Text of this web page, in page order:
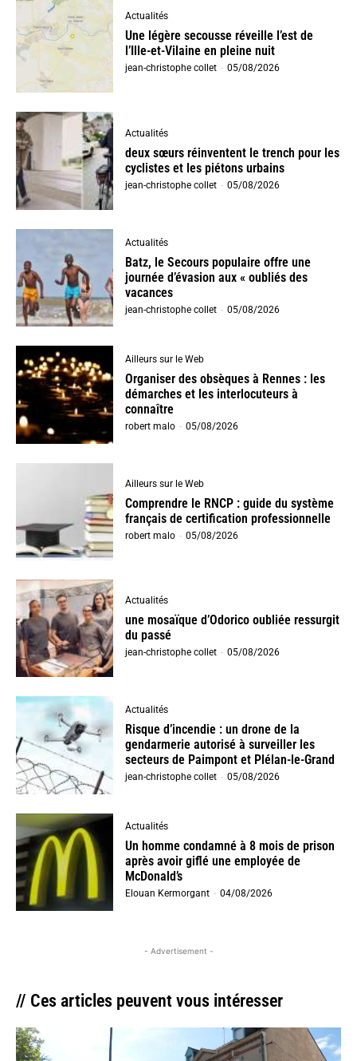
Actualités
Une légère secousse réveille l’est de
l’Ille-et-Vilaine en pleine nuit
jean-christophe collet - 05/08/2026
Actualités
deux sœurs réinventent le trench pour les
cyclistes et les piétons urbains
jean-christophe collet - 05/08/2026
Actualités
Batz, le Secours populaire offre une
journée d’évasion aux « oubliés des
vacances
jean-christophe collet - 05/08/2026
Ailleurs sur le Web
Organiser des obsèques à Rennes : les
démarches et les interlocuteurs à
connaître
robert malo - 05/08/2026
Ailleurs sur le Web
Comprendre le RNCP : guide du système
français de certification professionnelle
robert malo - 05/08/2026
Actualités
une mosaïque d’Odorico oubliée ressurgit
du passé
jean-christophe collet - 05/08/2026
Actualités
Risque d’incendie : un drone de la
gendarmerie autorisé à surveiller les
secteurs de Paimpont et Plélan-le-Grand
jean-christophe collet - 05/08/2026
Actualités
Un homme condamné à 8 mois de prison
après avoir giflé une employée de
McDonald’s
Elouan Kermorgant - 04/08/2026
- Advertisement -
// Ces articles peuvent vous intéresser